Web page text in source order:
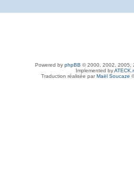
Powered by phpBB © 2000, 2002, 2005,
Implemented by
Traduction réalisée parMaël Soucaze